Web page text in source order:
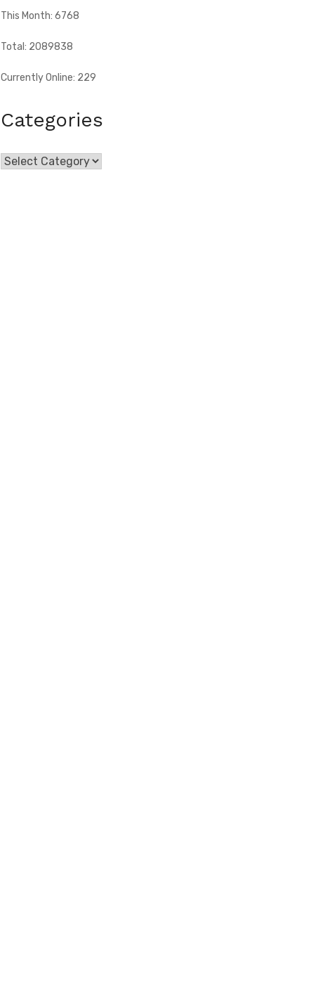
This Month: 6768
Total: 2089838
Currently Online: 229
Categories
Categories